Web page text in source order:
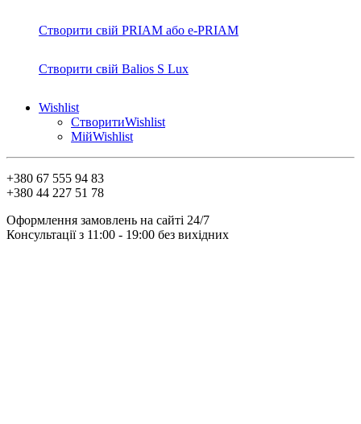
Створити свій PRIAM або e-PRIAM
Створити свій Balios S Lux
Wishlist
СтворитиWishlist
МійWishlist
+380 67 555 94 83
+380 44 227 51 78
Оформлення замовлень на сайті 24/7
Консультації з 11:00 - 19:00 без вихідних